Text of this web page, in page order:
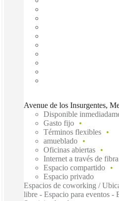
Avenue de los Insurgentes,
Disponible
Gasto fijo
Términos flexibles
amueblado
Oficinas abiertas
Internet a través de
Espacio compartido
Espacio privado
Espacios de coworking /
libre - Espacio para eventos -